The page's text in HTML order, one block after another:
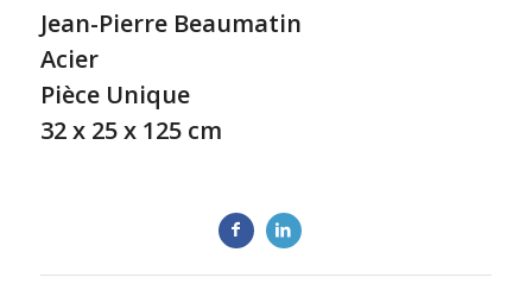
Jean-Pierre Beaumatin
Acier
Pièce Unique
32 x 25 x 125 cm